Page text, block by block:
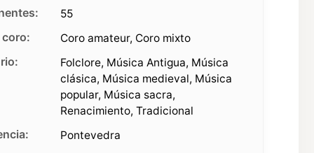
55
Coro amateur, Coro mixto
Folclore, Música Antigua, Música
clásica, Música medieval, Música
popular, Música sacra,
Renacimiento, Tradicional
Pontevedra